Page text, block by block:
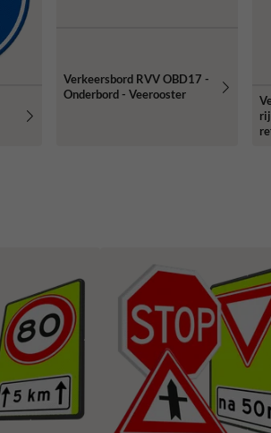
Verkeersbord RVV OBD17 -
Onderbord - Veerooster